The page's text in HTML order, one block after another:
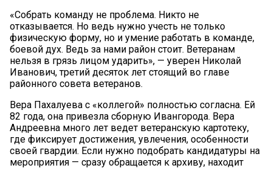
«Собрать команду не проблема. Никто не
отказывается. Но ведь нужно учесть не только
физическую форму, но и умение работать в команде,
боевой дух. Ведь за нами район стоит. Ветеранам
нельзя в грязь лицом ударить», — уверен Николай
Иванович, третий десяток лет стоящий во главе
районного совета ветеранов.
Вера Пахалуева с «коллегой» полностью согласна. Ей
82 года, она привезла сборную Ивангорода. Вера
Андреевна много лет ведет ветеранскую картотеку,
где фиксирует достижения, увлечения, особенности
своей гвардии. Если нужно подобрать кандидатуры на
мероприятия — сразу обращается к архиву, находит